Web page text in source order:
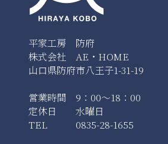
平家工房 防府
株式会社 AE・HOME
山口県防府市八王子1-31-19
営業時間 9：00～18：00
定休日 水曜日
TEL 0835-28-1655